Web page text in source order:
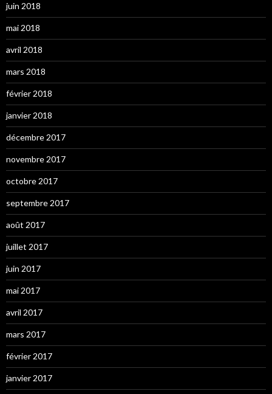
juin 2018
mai 2018
avril 2018
mars 2018
février 2018
janvier 2018
décembre 2017
novembre 2017
octobre 2017
septembre 2017
août 2017
juillet 2017
juin 2017
mai 2017
avril 2017
mars 2017
février 2017
janvier 2017